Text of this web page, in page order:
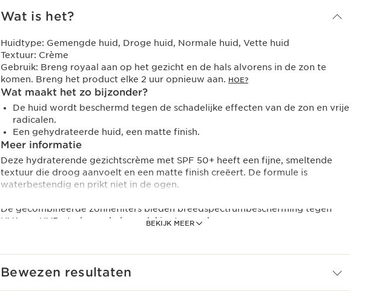
Wat is het?
BEKIJK MEER
Huidtype: Gemengde huid, Droge huid, Normale huid, Vette huid
Textuur: Crème
Gebruik: Breng royaal aan op het gezicht en de hals alvorens in de zon te
komen. Breng het product elke 2 uur opnieuw aan. HOE?
Wat maakt het zo bijzonder?
De huid wordt beschermd tegen de schadelijke effecten van de zon en vrije
radicalen.
Een gehydrateerde huid, een matte finish.
Meer informatie
Deze hydraterende gezichtscrème met SPF 50+ heeft een fijne, smeltende
textuur die droog aanvoelt en een matte finish creëert. De formule is
waterbestendig en prikt niet in de ogen.
De gecombineerde zonnefilters bieden breedspectrumbescherming tegen
UVA- en UVB-stralen en helpen vlekjes te voorkomen.
derivaat bezit antioxiderende eigenschappen en helpt de huid te beschermen
tegen het effect van vrije radicalen.
Bewezen resultaten